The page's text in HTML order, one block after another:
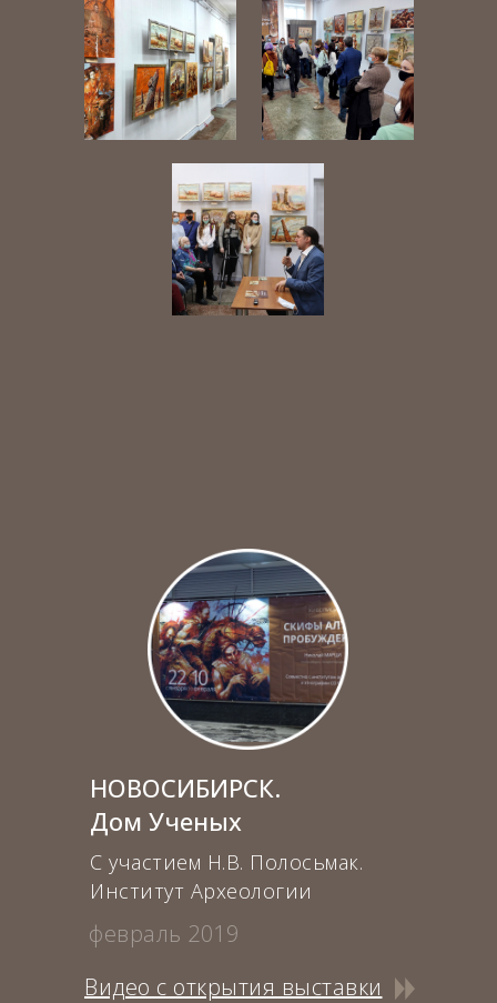
НОВОСИБИРСК.
Дом Ученых
С участием Н.В. Полосьмак.
Институт Археологии
Видео с открытия выставки
февраль 2019